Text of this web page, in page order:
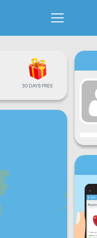
30 DAYS FREE